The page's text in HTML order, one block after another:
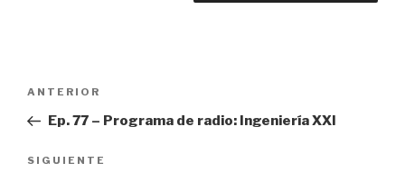
Navegación
entradas
Entrada
anterior:
ANTERIOR
Ep. 77 – Programa de radio: Ingeniería XXI
Siguiente
SIGUIENTE